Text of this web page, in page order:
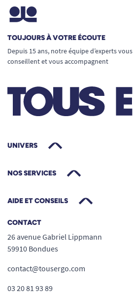
TOUJOURS À VOTRE ÉCOUTE
Depuis 15 ans, notre équipe d’experts vous
conseillent et vous accompagnent
UNIVERS
NOS SERVICES
AIDE ET CONSEILS
CONTACT
26 avenue Gabriel Lippmann
59910 Bondues
contact@tousergo.com
03 20 81 93 89